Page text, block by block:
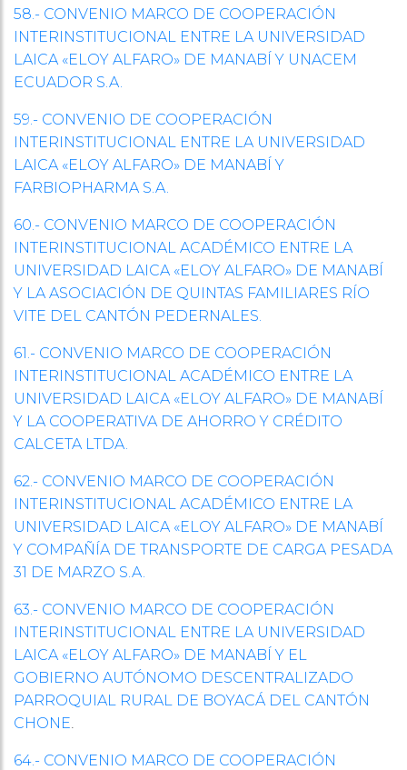
58.- CONVENIO MARCO DE COOPERACIÓN
INTERINSTITUCIONAL ENTRE LA UNIVERSIDAD
LAICA «ELOY ALFARO» DE MANABÍ Y UNACEM
ECUADOR S.A.
59.- CONVENIO DE COOPERACIÓN
INTERINSTITUCIONAL ENTRE LA UNIVERSIDAD
LAICA «ELOY ALFARO» DE MANABÍ Y
FARBIOPHARMA S.A.
60.- CONVENIO MARCO DE COOPERACIÓN
INTERINSTITUCIONAL ACADÉMICO ENTRE LA
UNIVERSIDAD LAICA «ELOY ALFARO» DE MANABÍ
Y LA ASOCIACIÓN DE QUINTAS FAMILIARES RÍO
VITE DEL CANTÓN PEDERNALES.
61.- CONVENIO MARCO DE COOPERACIÓN
INTERINSTITUCIONAL ACADÉMICO ENTRE LA
UNIVERSIDAD LAICA «ELOY ALFARO» DE MANABÍ
Y LA COOPERATIVA DE AHORRO Y CRÉDITO
CALCETA LTDA.
62.- CONVENIO MARCO DE COOPERACIÓN
INTERINSTITUCIONAL ACADÉMICO ENTRE LA
UNIVERSIDAD LAICA «ELOY ALFARO» DE MANABÍ
Y COMPAÑÍA DE TRANSPORTE DE CARGA PESADA
31 DE MARZO S.A.
63.- CONVENIO MARCO DE COOPERACIÓN
INTERINSTITUCIONAL ENTRE LA UNIVERSIDAD
LAICA «ELOY ALFARO» DE MANABÍ Y EL
GOBIERNO AUTÓNOMO DESCENTRALIZADO
PARROQUIAL RURAL DE BOYACÁ DEL CANTÓN
CHONE.
64.- CONVENIO MARCO DE COOPERACIÓN